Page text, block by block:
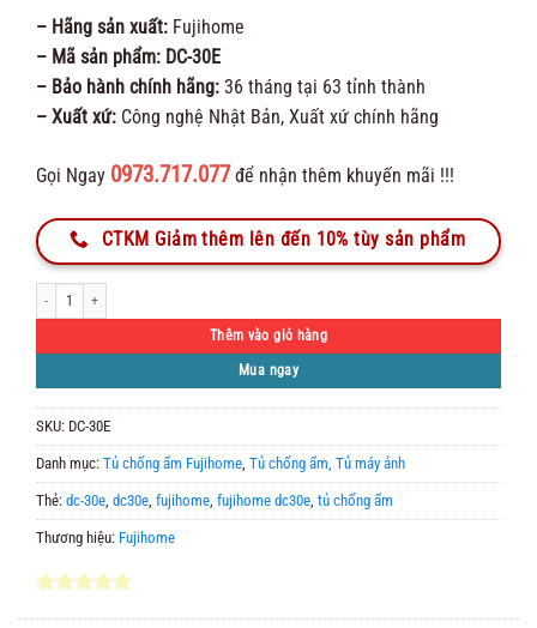
là:
2.490.000 ₫.
– Hãng sản xuất: Fujihome
– Mã sản phẩm: DC-30E
– Bảo hành chính hãng: 36 tháng tại 63 tỉnh thành
– Xuất xứ: Công nghệ Nhật Bản, Xuất xứ chính hãng
Gọi Ngay 0973.717.077 để nhận thêm khuyến mãi !!!
CTKM Giảm thêm lên đến 10% tùy sản phẩm
Tủ Chống Ẩm Fujihome DC-30E số lượng
Thêm vào giỏ hàng
Mua ngay
SKU: DC-30E
Danh mục: Tủ chống ẩm Fujihome, Tủ chống ẩm, Tủ máy ảnh
Thẻ: dc-30e, dc30e, fujihome, fujihome dc30e, tủ chống ẩm
Thương hiệu: Fujihome